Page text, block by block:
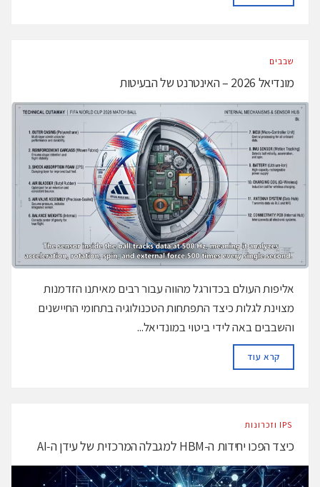
‫שבבים‬
מונדיאל 2026 – האינטרנט של הבעיטות
אליפות העולם בכדורגל מהווה עבור רבים מאיתנו הזדמנות
מצוינת לגלות כיצד התפתחות הטכנולוגיה בתחומי החיישנים
והשבבים באה לידי ביטוי במונדיאל...
קרא עודDETAILS
כיצד הפכו יחידות ה-HBM למגבלה המרכזית של עידן ה‑AI